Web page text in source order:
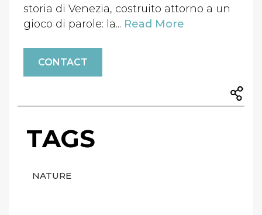
storia di Venezia, costruito attorno a un
gioco di parole: la... Read More
CONTACT
TAGS
NATURE